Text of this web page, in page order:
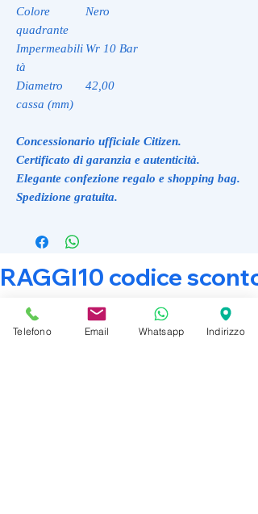
Colore
quadrante
Nero
Impermeabili
tà
Wr 10 Bar
Diametro
cassa (mm)
42,00
Concessionario ufficiale Citizen.
Certificato di garanzia e autenticità.
Elegante confezione regalo e shopping bag.
Spedizione gratuita.
RAGGI10 codice
Related Products
Telefono Email Whatsapp Indirizzo